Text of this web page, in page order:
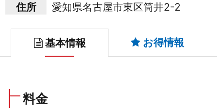
住所
愛知県名古屋市東区筒井2-2
基本情報 お得情報
料金